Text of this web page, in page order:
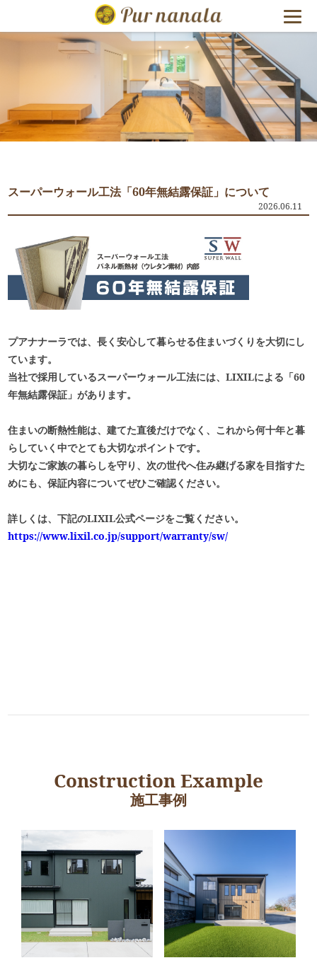
福島県い
2026.06.11
スーパーウォール工法「60年無結露保証」について
プアナナーラでは、長く安心して暮らせる住まいづくりを大切にし
ています。
当社で採用しているスーパーウォール工法には、LIXILによる「60
年無結露保証」があります。
住まいの断熱性能は、建てた直後だけでなく、これから何十年と暮
らしていく中でとても大切なポイントです。
大切なご家族の暮らしを守り、次の世代へ住み継げる家を目指すた
めにも、保証内容についてぜひご確認ください。
詳しくは、下記のLIXIL公式ページをご覧ください。
https://www.lixil.co.jp/support/warranty/sw/
Construction Example
施工事例